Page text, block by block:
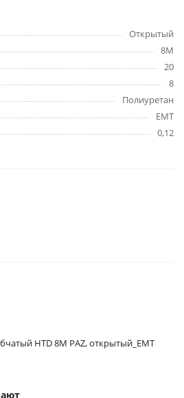
Открытый
8M
20
8
Полиуретан
EMT
0,12
HTD 8M PAZ, открытый_ЕМТ